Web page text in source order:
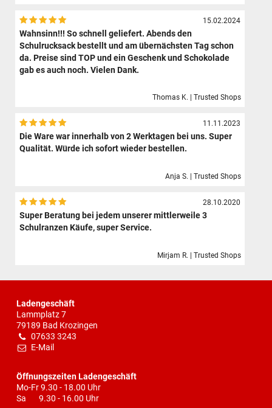
15.02.2024
Wahnsinn!!! So schnell geliefert. Abends den
Schulrucksack bestellt und am übernächsten Tag schon
da. Preise sind TOP und ein Geschenk und Schokolade
gab es auch noch. Vielen Dank.
Thomas K. | Trusted Shops
11.11.2023
Die Ware war innerhalb von 2 Werktagen bei uns. Super
Qualität. Würde ich sofort wieder bestellen.
Anja S. | Trusted Shops
28.10.2020
Super Beratung bei jedem unserer mittlerweile 3
Schulranzen Käufe, super Service.
Mirjam R. | Trusted Shops
Ladengeschäft
Lammplatz 7
79189 Bad Krozingen
07633 3243
E-Mail
Öffnungszeiten Ladengeschäft
Mo-Fr 9.30 - 18.00 Uhr
Sa 9.30 - 16.00 Uhr